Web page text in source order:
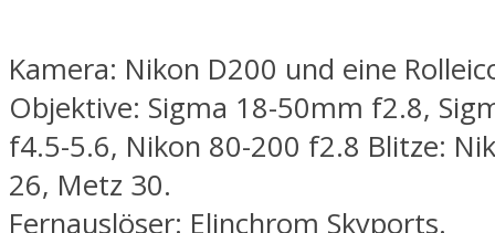
Kamera: Nikon D200 und eine
Objektive: Sigma 18-50mm f2.8,
f4.5-5.6, Nikon 80-200 f2.8 Blitze:
26, Metz 30.
Fernauslöser: Elinchrom Skyports.